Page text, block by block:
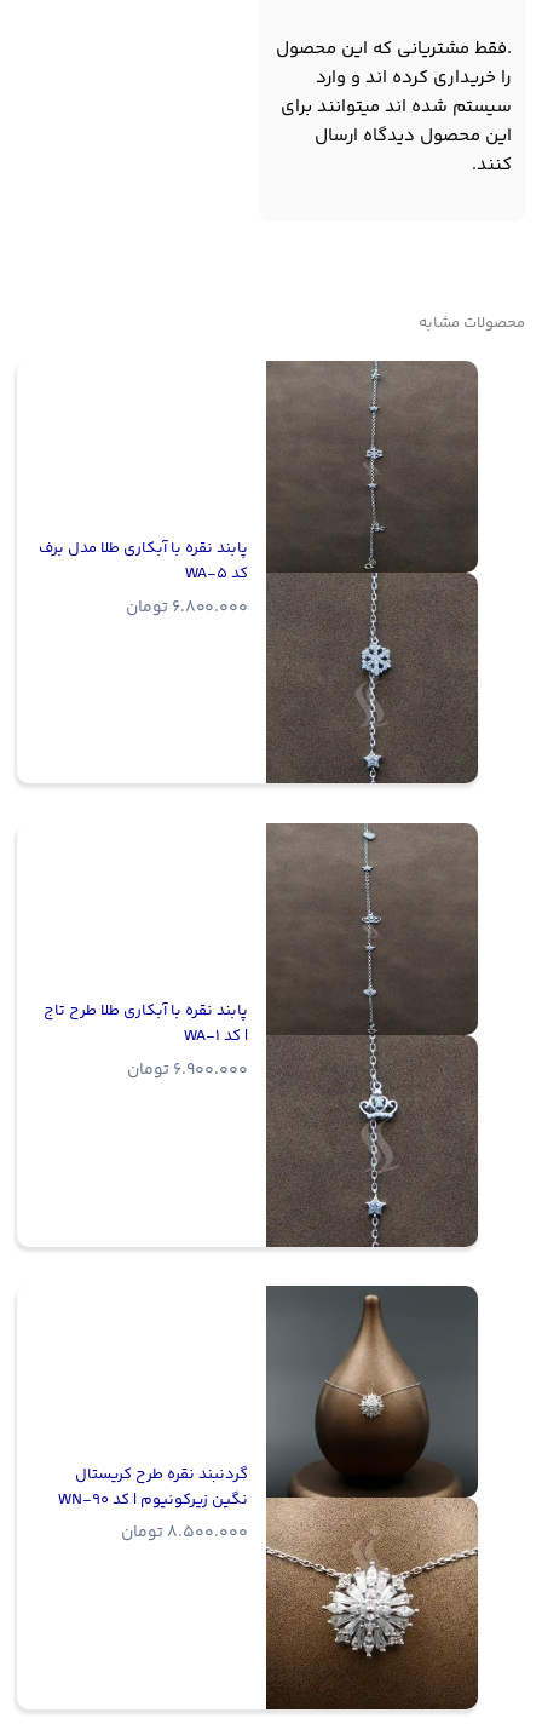
.فقط مشتریانی که این محصول
را خریداری کرده اند و وارد
سیستم شده اند میتوانند برای
این محصول دیدگاه ارسال
کنند.
محصولات مشابه
پابند نقره با آبکاری طلا مدل برف
کد WA-5
6.800.000 تومان
پابند نقره با آبکاری طلا طرح تاج
| کد WA-1
6.900.000 تومان
گردنبند نقره طرح کریستال
نگین زیرکونیوم | کد WN-90
8.500.000 تومان